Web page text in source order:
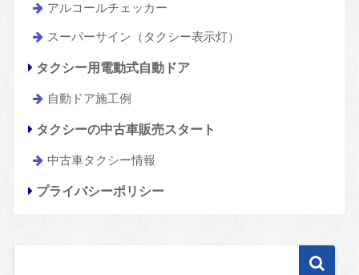
アルコールチェッカー
スーパーサイン（タクシー表示灯）
タクシー用電動式自動ドア
自動ドア施工例
タクシーの中古車販売スタート
中古車タクシー情報
プライバシーポリシー